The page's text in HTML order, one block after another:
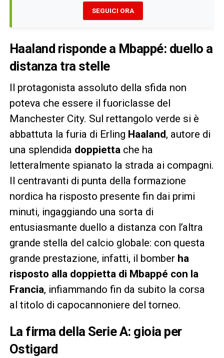
SEGUICI ORA
Haaland risponde a Mbappé: duello a
distanza tra stelle
Il protagonista assoluto della sfida non
poteva che essere il fuoriclasse del
Manchester City. Sul rettangolo verde si è
abbattuta la furia di Erling Haaland, autore di
una splendida doppiettache ha
letteralmente spianato la strada ai compagni.
Il centravanti di punta della formazione
nordica ha risposto presente fin dai primi
minuti, ingaggiando una sorta di
entusiasmante duello a distanza con l’altra
grande stella del calcio globale: con questa
grande prestazione, infatti, il bomber ha
risposto alla doppietta di Mbappé con la
Francia, infiammando fin da subito la corsa
al titolo di capocannoniere del torneo.
La firma della Serie A: gioia per
Ostigard